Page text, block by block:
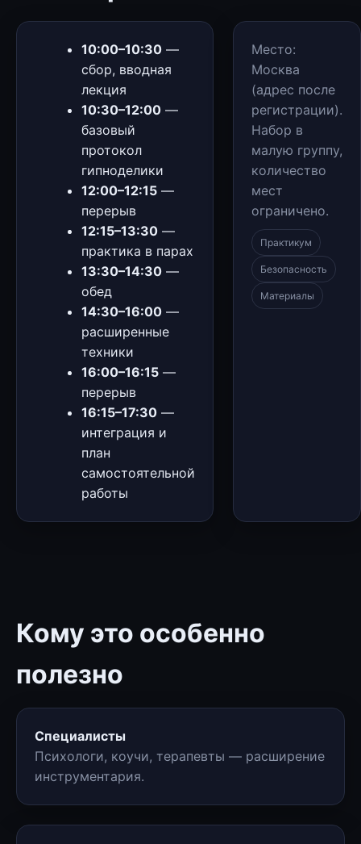
10:00–10:30 —
сбор, вводная
лекция
10:30–12:00 —
базовый
протокол
гипноделики
12:00–12:15 —
перерыв
12:15–13:30 —
практика в парах
13:30–14:30 —
обед
14:30–16:00 —
расширенные
техники
16:00–16:15 —
перерыв
16:15–17:30 —
интеграция и
план
самостоятельной
работы
Место:
Москва
(адрес после
регистрации).
Набор в
малую группу,
количество
мест
ограничено.
Практикум
Безопасность
Материалы
Кому это особенно
полезно
Специалисты
Психологи, коучи, терапевты — расширение
инструментария.